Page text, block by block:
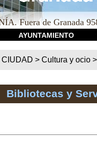
Fuera de Granada
AYUNTAMIENTO
CIUDAD >Cultura y ocio >
Bibliotecas y